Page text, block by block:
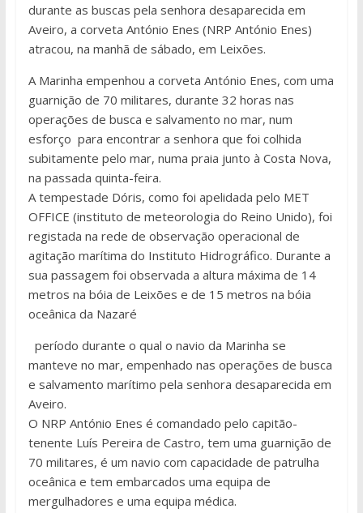
durante as buscas pela senhora desaparecida em
Aveiro, a corveta António Enes (NRP António Enes)
atracou, na manhã de sábado, em Leixões.
A Marinha empenhou a corveta António Enes, com uma
guarnição de 70 militares, durante 32 horas nas
operações de busca e salvamento no mar, num
esforço para encontrar a senhora que foi colhida
subitamente pelo mar, numa praia junto à Costa Nova,
na passada quinta-feira.
A tempestade Dóris, como foi apelidada pelo MET
OFFICE (instituto de meteorologia do Reino Unido), foi
registada na rede de observação operacional de
agitação marítima do Instituto Hidrográfico. Durante a
sua passagem foi observada a altura máxima de 14
metros na bóia de Leixões e de 15 metros na bóia
oceânica da Nazaré
período durante o qual o navio da Marinha se
manteve no mar, empenhado nas operações de busca
e salvamento marítimo pela senhora desaparecida em
Aveiro.
O NRP António Enes é comandado pelo capitão-
tenente Luís Pereira de Castro, tem uma guarnição de
70 militares, é um navio com capacidade de patrulha
oceânica e tem embarcados uma equipa de
mergulhadores e uma equipa médica.